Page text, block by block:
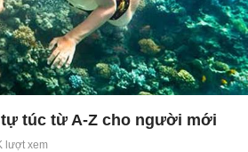
túc từ A-Z cho người mới
lượt xem